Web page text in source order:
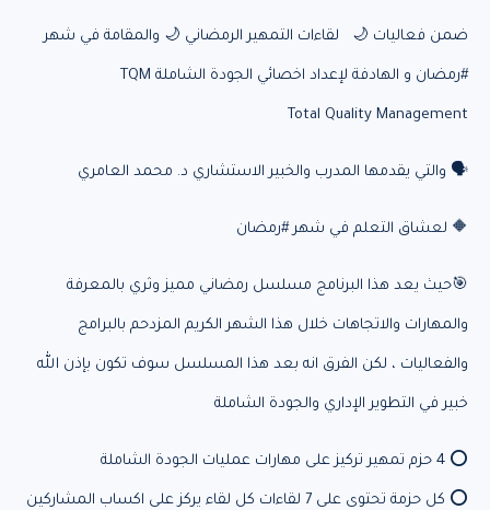
ضمن فعاليات 🌙 لقاءات التمهير الرمضاني 🌙 والمقامة في شهر
#رمضان و الهادفة لإعداد اخصائي الجودة الشاملة TQM
Total Quality Management
🗣️ والتي يقدمها المدرب والخبير الاستشاري د. محمد العامري
‏🔶 لعشاق التعلم في شهر ‎#رمضان
🎯حيث يعد هذا البرنامج مسلسل رمضاني مميز وثري بالمعرفة
والمهارات والاتجاهات خلال هذا الشهر الكريم المزدحم بالبرامج
والفعاليات ، لكن الفرق انه بعد هذا المسلسل سوف تكون بإذن الله
خبير في التطوير الإداري والجودة الشاملة
⭕ 4 حزم تمهير تركيز على مهارات عمليات الجودة الشاملة
⭕ كل حزمة تحتوى على 7 لقاءات كل لقاء يركز على اكساب المشاركين